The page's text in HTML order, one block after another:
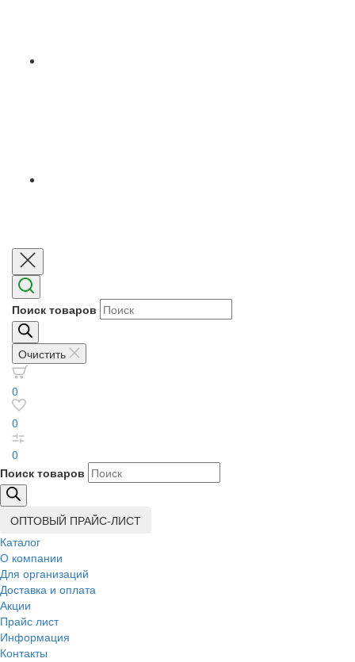
Поиск товаров
Очистить
0
0
0
Поиск товаров
ОПТОВЫЙ ПРАЙС-ЛИСТ
Каталог
О компании
Для организаций
Доставка и оплата
Акции
Прайс лист
Информация
Контакты